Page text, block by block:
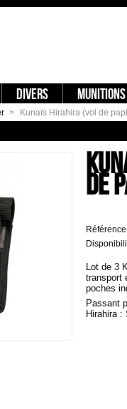
DIVERS MUNITIONS
> Kunaïs Hirahira (vol de
DE
Lot de 3
transport
poches
Passant
Hirahira :